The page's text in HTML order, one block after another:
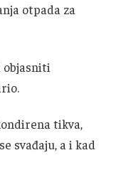
otpada za
objasniti
tikva,
svađaju, a i kad